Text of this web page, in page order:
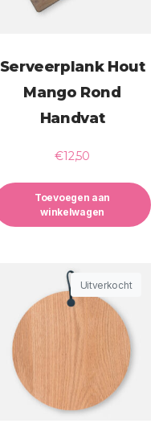
Serveerplank Hout
Mango Rond
Handvat
€12,50
Toevoegen aan
winkelwagen
Uitverkocht